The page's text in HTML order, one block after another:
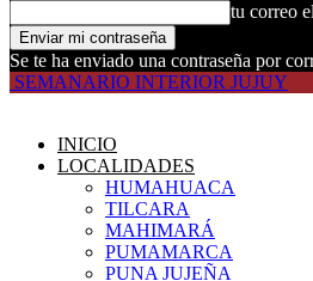
tu correo
Se te ha enviado una contraseña por
SEMANARIO INTERIOR JUJUY
INICIO
LOCALIDADES
HUMAHUACA
TILCARA
MAHIMARÁ
PUMAMARCA
PUNA JUJEÑA